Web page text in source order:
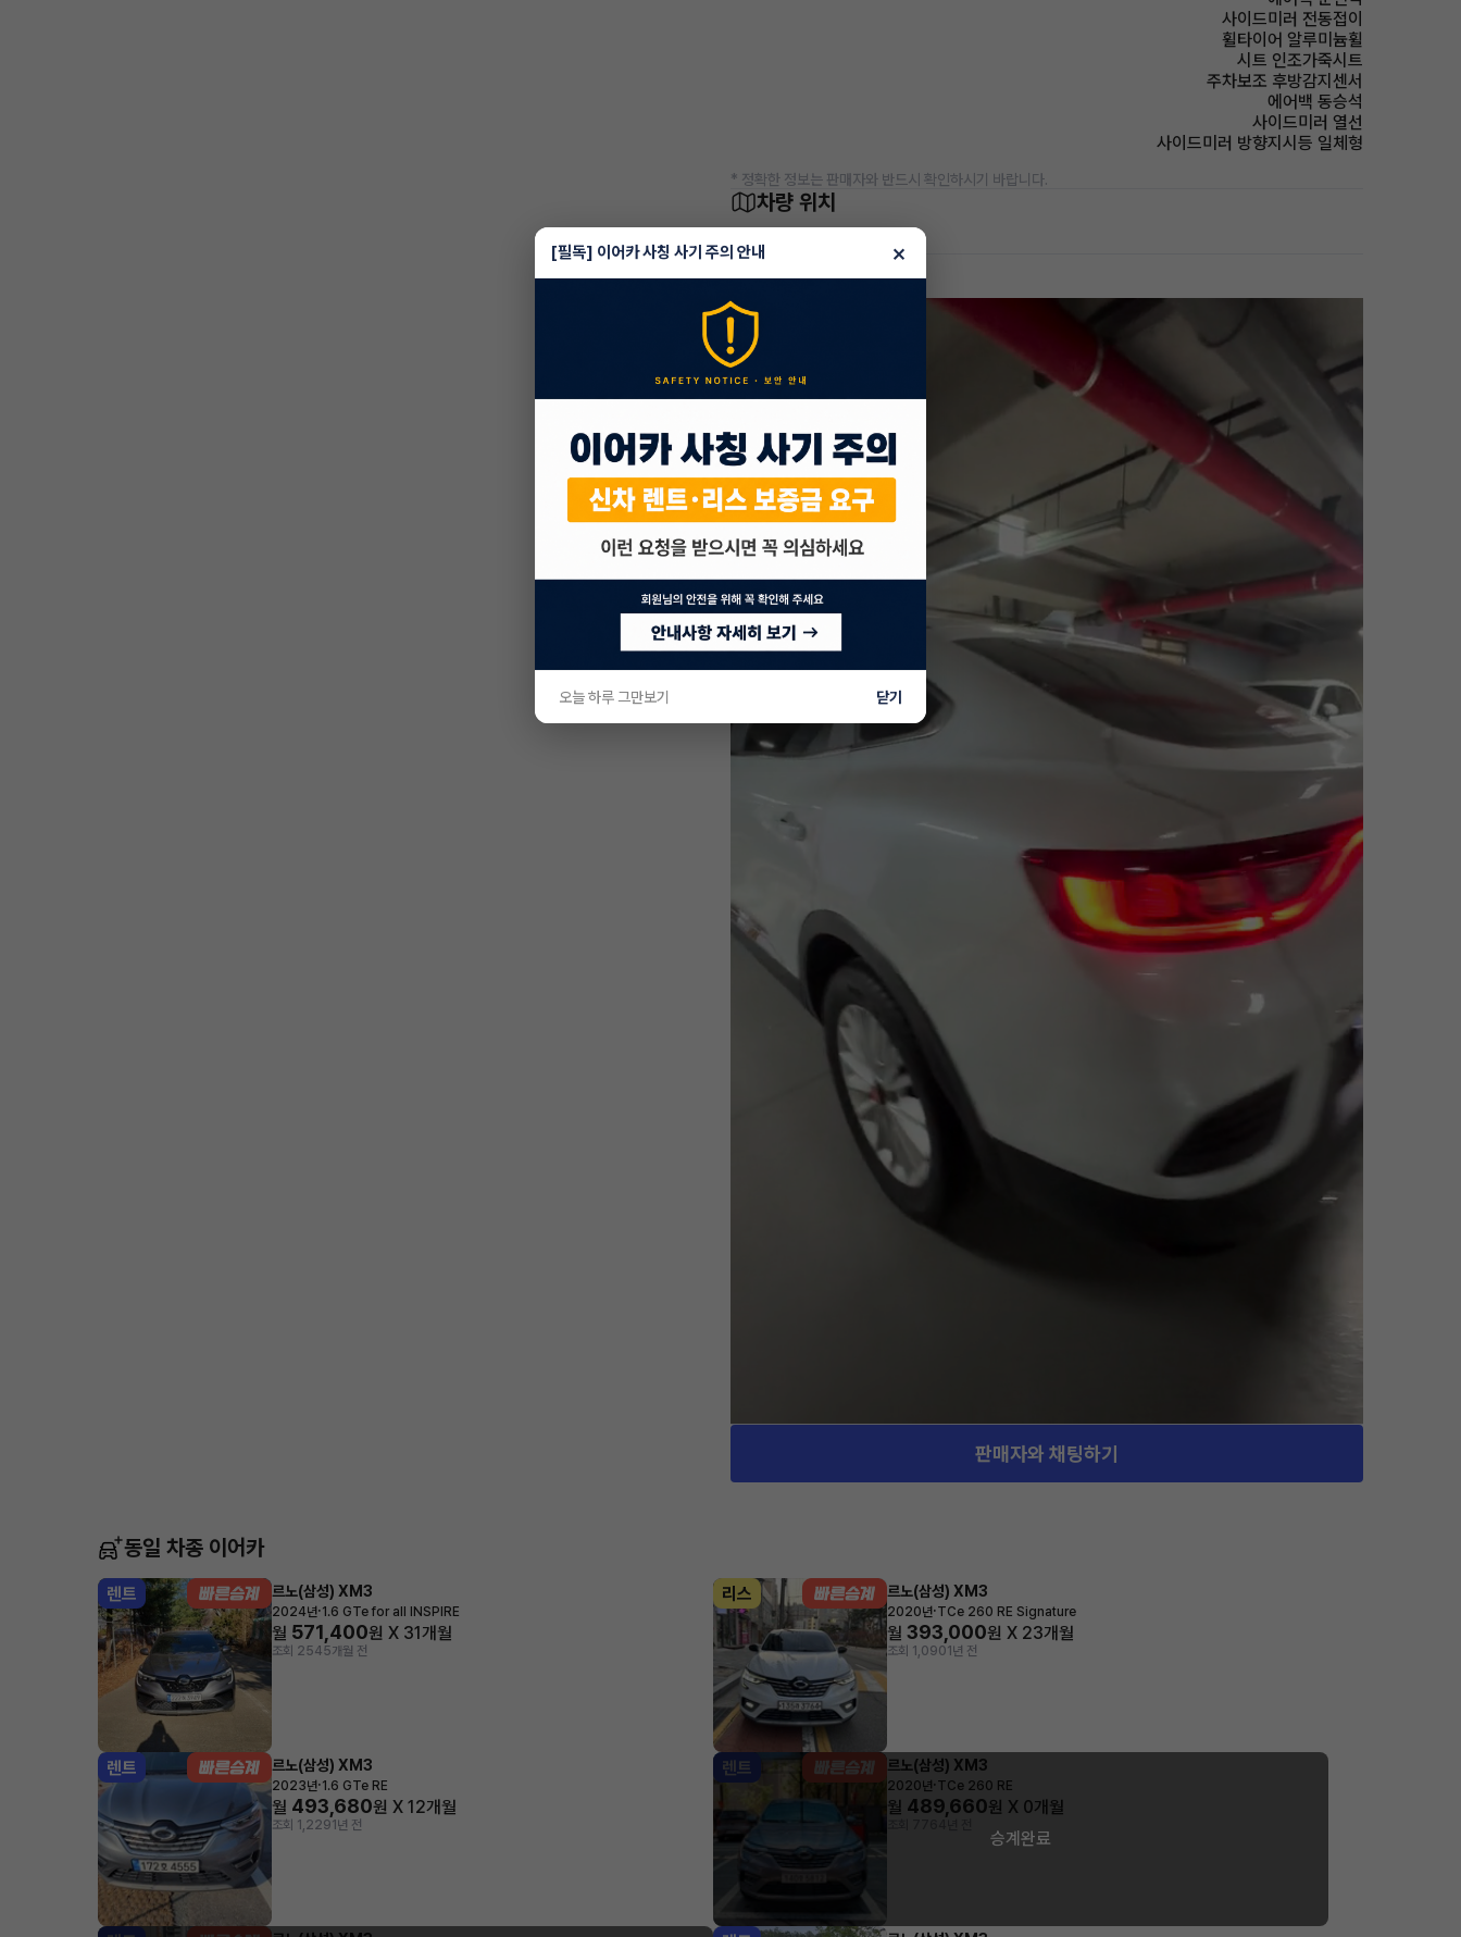
사이드미러 전동접이
휠타이어 알루미늄휠
시트 인조가죽시트
주차보조 후방감지센서
에어백 동승석
사이드미러 열선
사이드미러 방향지시등 일체형
* 정확한 정보는 판매자와 반드시 확인하시기 바랍니다.
차량 위치
경기 안산시 상록구 성포동
차량 영상
판매자와 채팅하기
동일 차종 이어카
렌트 르노(삼성) XM3
2024년·1.6 GTe for all INSPIRE
월 571,400원 X 31개월
조회 2545개월 전
리스 르노(삼성) XM3
2020년·TCe 260 RE Signature
월 393,000원 X 23개월
조회 1,0901년 전
렌트 르노(삼성) XM3
2023년·1.6 GTe RE
월 493,680원 X 12개월
조회 1,2291년 전
렌트 르노(삼성) XM3
2020년· TCe 260 RE
월 489,660원 X 0개월
승계완료
[필독] 이어카 사칭 사기 주의 안내 ×
오늘 하루 그만보기 닫기